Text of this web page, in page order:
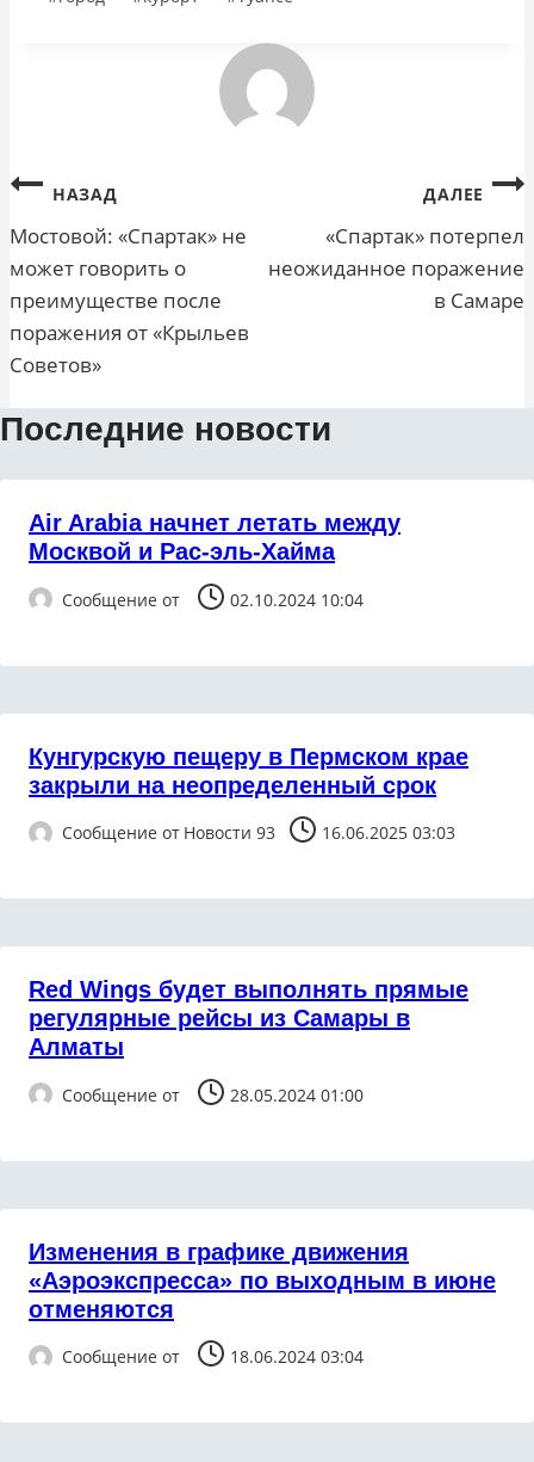
Навигация
по
записям
НАЗАД
Мостовой: «Спартак» не
может говорить о
преимуществе после
поражения от «Крыльев
Советов»
ДАЛЕЕ
«Спартак» потерпел
неожиданное поражение
в Самаре
Последние новости
Air Arabia начнет летать между
Москвой и Рас-эль-Хайма
Сообщение от 02.10.2024 10:04
Кунгурскую пещеру в Пермском крае
закрыли на неопределенный срок
Сообщение от Новости 93 16.06.2025 03:03
Red Wings будет выполнять прямые
регулярные рейсы из Самары в
Алматы
Сообщение от 28.05.2024 01:00
Изменения в графике движения
«Аэроэкспресса» по выходным в июне
отменяются
Сообщение от 18.06.2024 03:04